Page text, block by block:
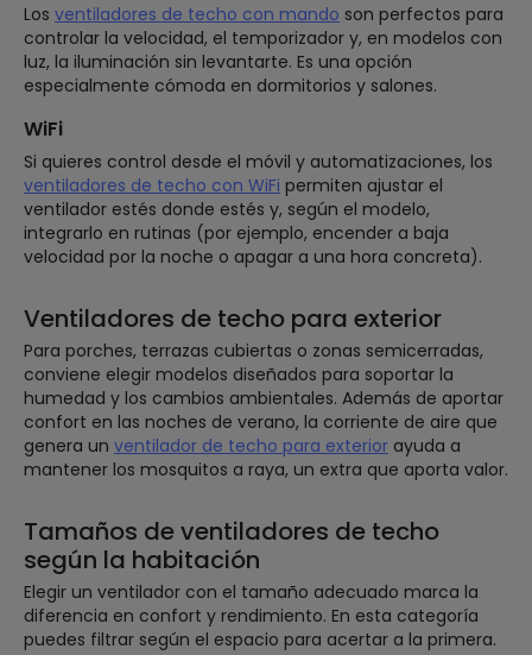
Los ventiladores de techo con mando son perfectos para
controlar la velocidad, el temporizador y, en modelos con
luz, la iluminación sin levantarte. Es una opción
especialmente cómoda en dormitorios y salones.
WiFi
Si quieres control desde el móvil y automatizaciones, los
ventiladores de techo con WiFi permiten ajustar el
ventilador estés donde estés y, según el modelo,
integrarlo en rutinas (por ejemplo, encender a baja
velocidad por la noche o apagar a una hora concreta).
Ventiladores de techo para exterior
Para porches, terrazas cubiertas o zonas semicerradas,
conviene elegir modelos diseñados para soportar la
humedad y los cambios ambientales. Además de aportar
confort en las noches de verano, la corriente de aire que
genera un ventilador de techo para exterior ayuda a
mantener los mosquitos a raya, un extra que aporta valor.
Tamaños de ventiladores de techo
según la habitación
Elegir un ventilador con el tamaño adecuado marca la
diferencia en confort y rendimiento. En esta categoría
puedes filtrar según el espacio para acertar a la primera.